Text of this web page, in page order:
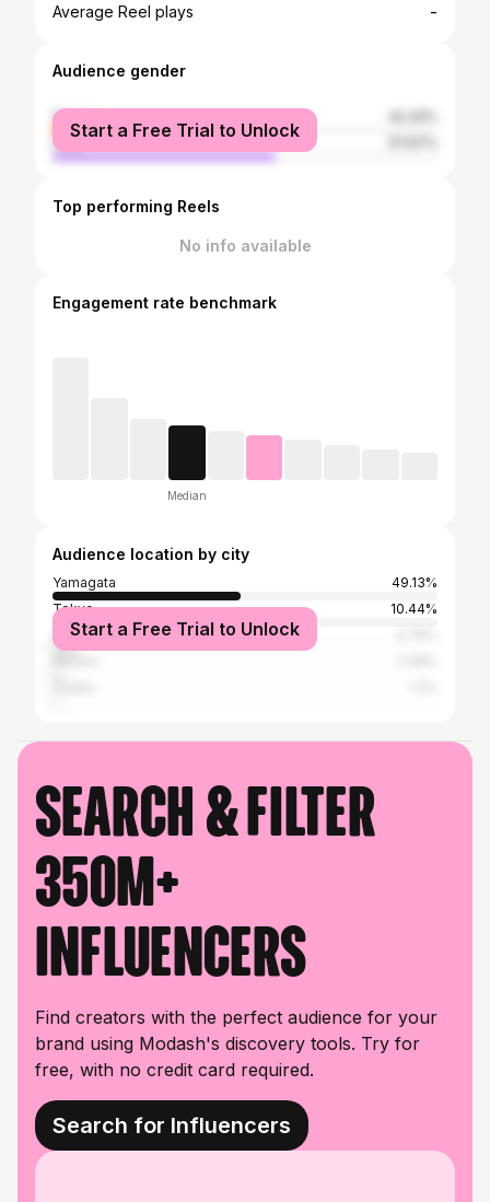
Average Reel plays -
Audience gender
female
male
Start a Free Trial to Unlock
Top performing Reels
No info available
Engagement rate benchmark
Median
Audience location by city
Yamagata
49.13%
Tokyo
10.44%
Sendai
Start a Free Trial to Unlock
Search & filter
350M+
influencers
Find creators with the perfect audience for your
brand using Modash's discovery tools. Try for
free, with no credit card required.
Search for Influencers